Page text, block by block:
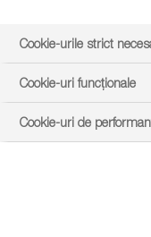
Cookie-urile strict
Cookie-uri funcționale
Cookie-uri de